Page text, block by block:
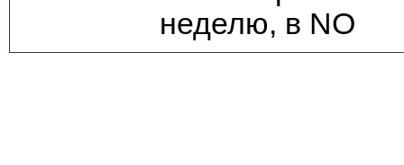
неделю, в NO